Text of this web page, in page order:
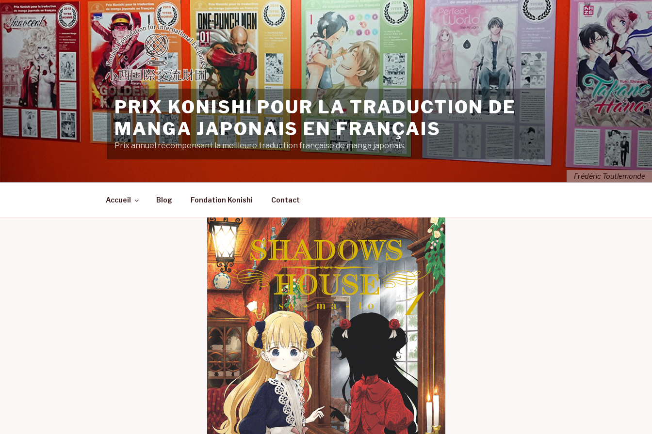
Aller
au
contenu
principal
Frédéric Toutlemonde
PRIX KONISHI POUR LA TRADUCTION DE
MANGA JAPONAIS EN FRANÇAIS
Prix annuel récompensant la meilleure traduction française de manga japonais.
Accueil Blog Fondation Konishi Contact